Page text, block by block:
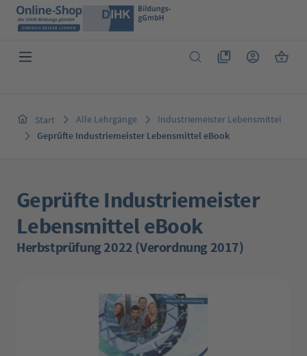
Zum Hauptinhalt springen
Du hast 0 Produkte
Start Alle Lehrgänge
Industriemeister Lebensmittel
Geprüfte Industriemeister Lebensmittel eBook
Geprüfte Industriemeister
Lebensmittel eBook
Herbstprüfung 2022 (Verordnung 2017)